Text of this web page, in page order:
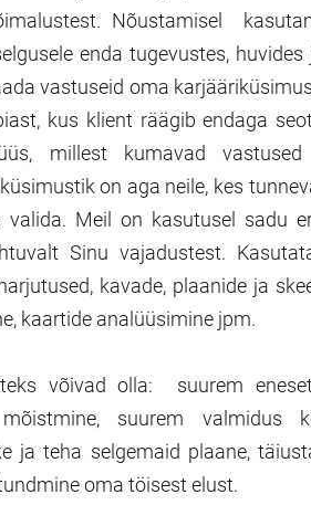
Nõustamisel
enda tugevustes,
vastuseid oma
kus klient räägib endaga
millest kumavad
on aga neile, kes
Meil on kasutusel sadu
Sinu vajadustest.
kavade, plaanide ja
kaartide analüüsimine jpm.
võivad olla: suurem
suurem valmidus
ja teha selgemaid plaane,
oma töisest elust.